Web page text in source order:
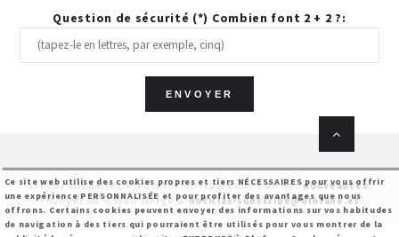
Question de sécurité (*) Combien font 2 + 2 ?:
Si vous souhaitez être informé rapidement de nosnouveautés,
envoyez un e-mail vierge à:noticias-subscribe@olofane.es
Ce site web utilise des cookies propres et tiers NÉCESSAIRES pour vous offrir
une expérience PERSONNALISÉE et pour profiter des avantages que nous
offrons. Certains cookies peuvent envoyer des informations sur vos habitudes
de navigation à des tiers qui pourraient être utilisés pour vous montrer de la